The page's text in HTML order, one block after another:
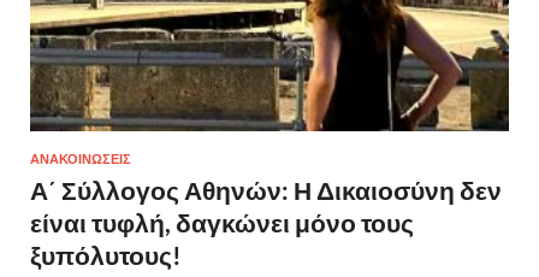
ΑΝΑΚΟΙΝΩΣΕΙΣ
Α΄ Σύλλογος Αθηνών: Η Δικαιοσύνη δεν
είναι τυφλή, δαγκώνει μόνο τους
ξυπόλυτους!